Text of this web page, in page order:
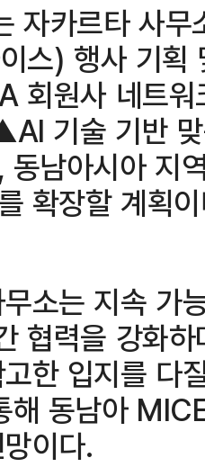
자카르타 사
스) 행사 기
회원사 네트
기술 기반
남아시아 지
확장할 계획
소는 지속 가
협력을 강화
한 입지를 다
해 동남아
이다.